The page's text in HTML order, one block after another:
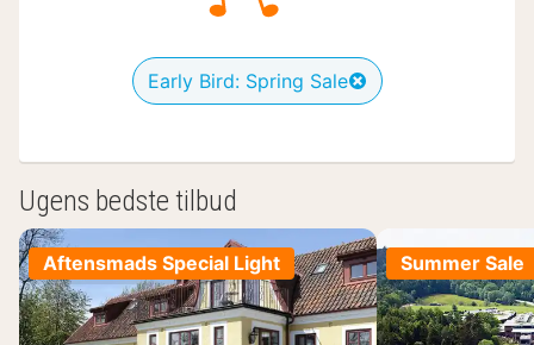
Early Bird: Spring Sale
Ugens bedste tilbud
Aftensmads Special Light Summer Sale